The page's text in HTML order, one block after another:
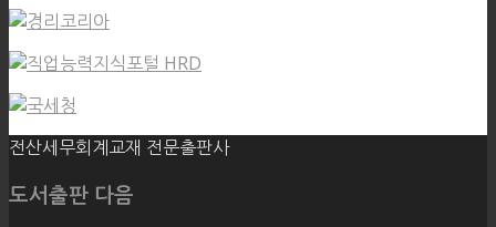
전산세무회계교재 전문출판사
도서출판 다음